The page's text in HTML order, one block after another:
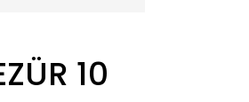
10